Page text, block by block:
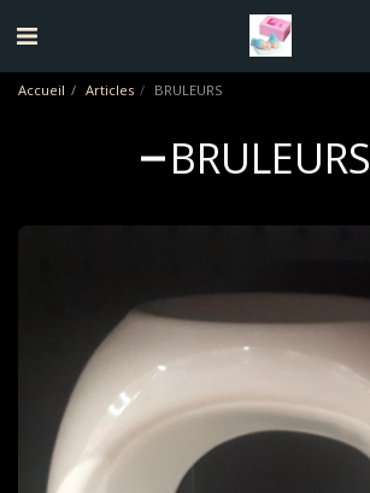
Accueil Articles BRULEURS
BRULEURS